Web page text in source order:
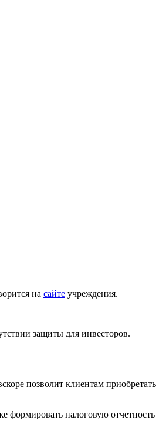
на сайте учреждения.
защиты для инвесторов.
позволит клиентам приобретать
формировать налоговую отчетность